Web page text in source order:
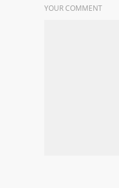
YOUR COMMENT